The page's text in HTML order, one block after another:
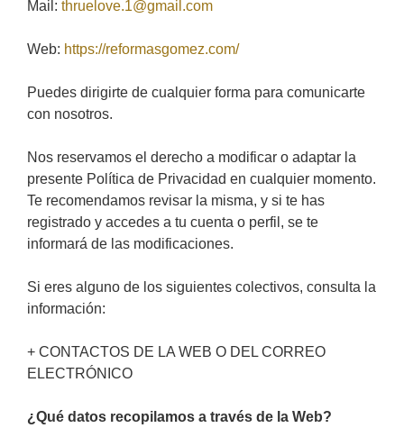
Mail: thruelove.1@gmail.com
Web: https://reformasgomez.com/
Puedes dirigirte de cualquier forma para comunicarte
con nosotros.
Nos reservamos el derecho a modificar o adaptar la
presente Política de Privacidad en cualquier momento.
Te recomendamos revisar la misma, y si te has
registrado y accedes a tu cuenta o perfil, se te
informará de las modificaciones.
Si eres alguno de los siguientes colectivos, consulta la
información:
+ CONTACTOS DE LA WEB O DEL CORREO
ELECTRÓNICO
¿Qué datos recopilamos a través de la Web?